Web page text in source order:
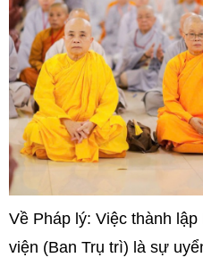
Về Pháp lý: Việc thành
viện (Ban Trụ trì) là sự